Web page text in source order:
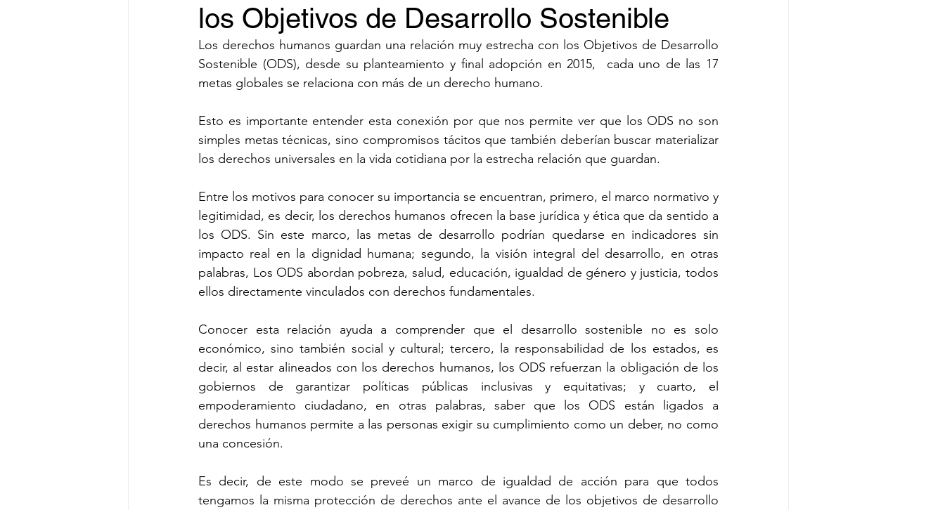
los Objetivos de Desarrollo Sostenible
Los derechos humanos guardan una relación muy estrecha con los Objetivos de Desarrollo
Sostenible (ODS), desde su planteamiento y final adopción en 2015,  cada uno de las 17
metas globales se relaciona con más de un derecho humano.
Esto es importante entender esta conexión por que nos permite ver que los ODS no son
simples metas técnicas, sino compromisos tácitos que también deberían buscar materializar
los derechos universales en la vida cotidiana por la estrecha relación que guardan.
Entre los motivos para conocer su importancia se encuentran, primero, el marco normativo y
legitimidad, es decir, los derechos humanos ofrecen la base jurídica y ética que da sentido a
los ODS. Sin este marco, las metas de desarrollo podrían quedarse en indicadores sin
impacto real en la dignidad humana; segundo, la visión integral del desarrollo, en otras
palabras, Los ODS abordan pobreza, salud, educación, igualdad de género y justicia, todos
ellos directamente vinculados con derechos fundamentales.
Conocer esta relación ayuda a comprender que el desarrollo sostenible no es solo
económico, sino también social y cultural; tercero, la responsabilidad de los estados, es
decir, al estar alineados con los derechos humanos, los ODS refuerzan la obligación de los
gobiernos de garantizar políticas públicas inclusivas y equitativas; y cuarto, el
empoderamiento ciudadano, en otras palabras, saber que los ODS están ligados a
derechos humanos permite a las personas exigir su cumplimiento como un deber, no como
una concesión.
Es decir, de este modo se preveé un marco de igualdad de acción para que todos
tengamos la misma protección de derechos ante el avance de los objetivos de desarrollo